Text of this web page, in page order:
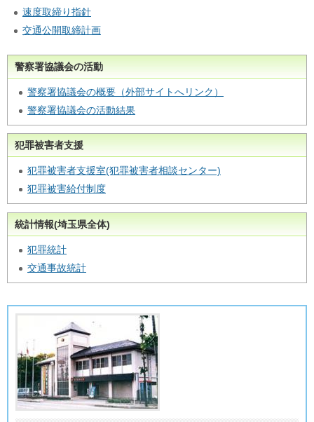
速度取締り指針
交通公開取締計画
警察署協議会の活動
警察署協議会の概要（外部サイトへリンク）
警察署協議会の活動結果
犯罪被害者支援
犯罪被害者支援室(犯罪被害者相談センター)
犯罪被害給付制度
統計情報(埼玉県全体)
犯罪統計
交通事故統計